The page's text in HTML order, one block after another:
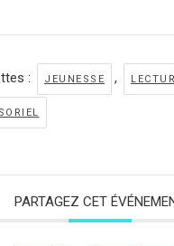
: JEUNESSE ,
PARTAGEZ CET